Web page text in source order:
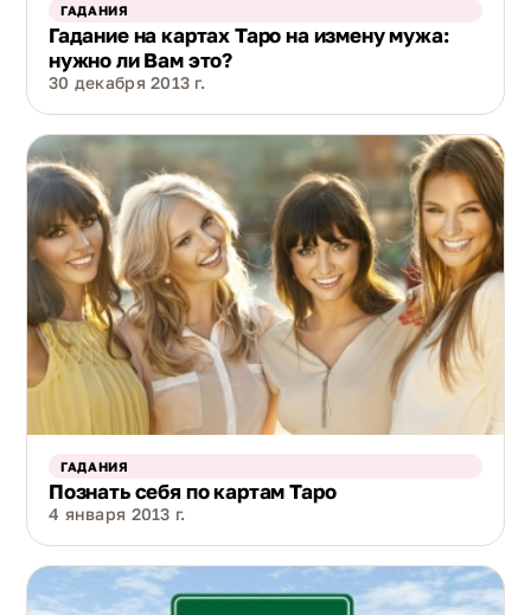
ГАДАНИЯ
Гадание на картах Таро на измену мужа:
нужно ли Вам это?
30 декабря 2013 г.
ГАДАНИЯ
Познать себя по картам Таро
4 января 2013 г.